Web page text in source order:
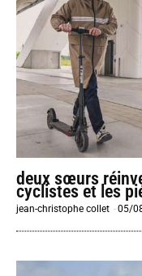
deux sœurs
cyclistes et les
jean-christophe collet -05/